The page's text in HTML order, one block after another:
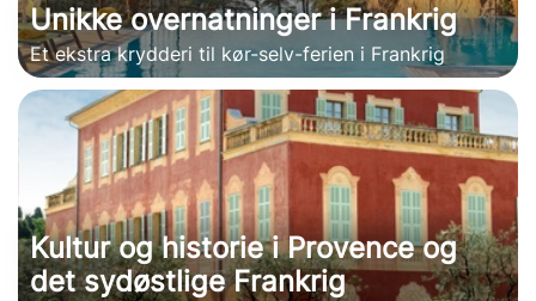
Unikke overnatninger i Frankrig
Et ekstra krydderi til kør-selv-ferien i Frankrig
Kultur og historie i Provence og
det sydøstlige Frankrig